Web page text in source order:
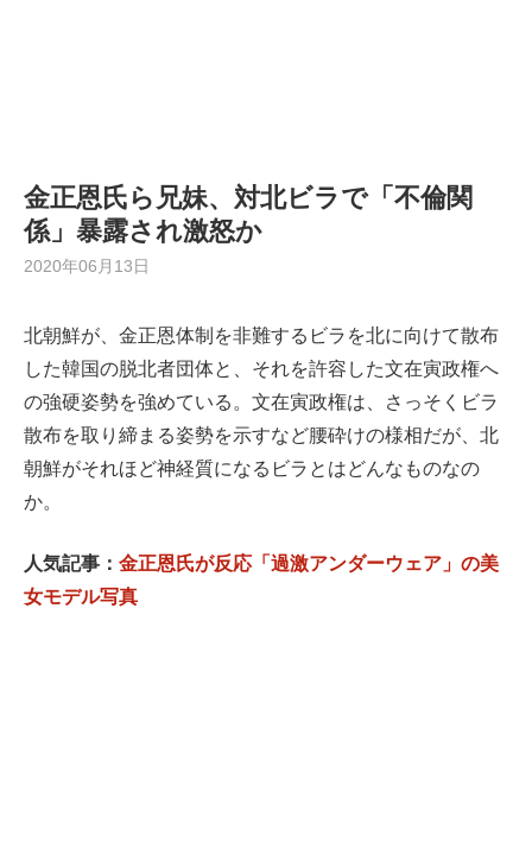
金正恩氏ら兄妹、対北ビラで「不倫関
係」暴露され激怒か
2020年06月13日
北朝鮮が、金正恩体制を非難するビラを北に向けて散布
した韓国の脱北者団体と、それを許容した文在寅政権へ
の強硬姿勢を強めている。文在寅政権は、さっそくビラ
散布を取り締まる姿勢を示すなど腰砕けの様相だが、北
朝鮮がそれほど神経質になるビラとはどんなものなの
か。
人気記事： 金正恩氏が反応「過激アンダーウェア」の美
女モデル写真